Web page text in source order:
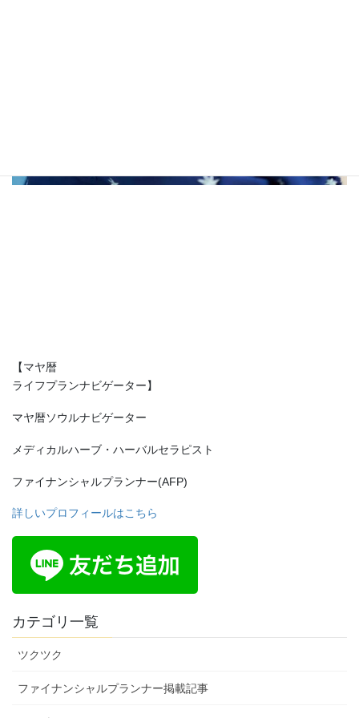
【マヤ暦
ライフプランナビゲーター】
マヤ暦ソウルナビゲーター
メディカルハーブ・ハーバルセラピスト
ファイナンシャルプランナー(AFP)
詳しいプロフィールはこちら
カテゴリ一覧
ツクツク
ファイナンシャルプランナー掲載記事